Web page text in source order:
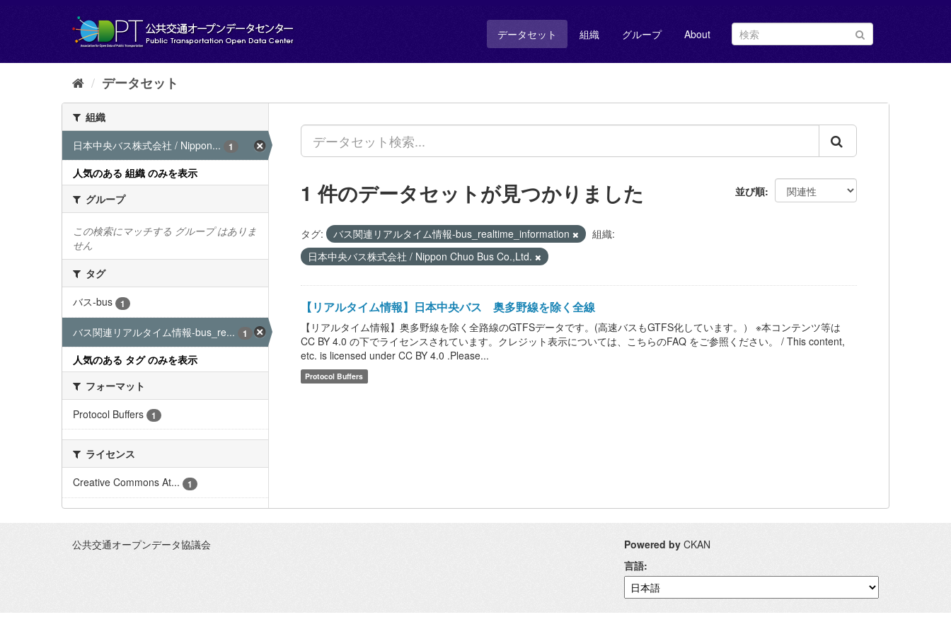
し
データセット 組織 グループ About
データセット
組織
日本中央バス株式会社 / Nippon...
1
人気のある 組織 のみを表示
グループ
この検索にマッチする グループ はありま
せん
タグ
バス-bus
1
バス関連リアルタイム情報-bus_re... 1
人気のある タグ のみを表示
フォーマット
Protocol Buffers
1
ライセンス
Creative Commons At...
1
並び順
1 件のデータセットが見つかりました
タグ: バス関連リアルタイム情報-bus_realtime_information
組織:
日本中央バス株式会社 / Nippon Chuo Bus Co.,Ltd.
【リアルタイム情報】日本中央バス 奥多野線を除く全線
【リアルタイム情報】奥多野線を除く全路線のGTFSデータです。(高速バスもGTFS化しています。） ※本コンテンツ等は
CC BY 4.0 の下でライセンスされています。クレジット表示については、こちらのFAQ をご参照ください。 / This content,
etc. is licensed under CC BY 4.0 .Please...
Protocol Buffers
公共交通オープンデータ協議会 Powered by CKAN
言語